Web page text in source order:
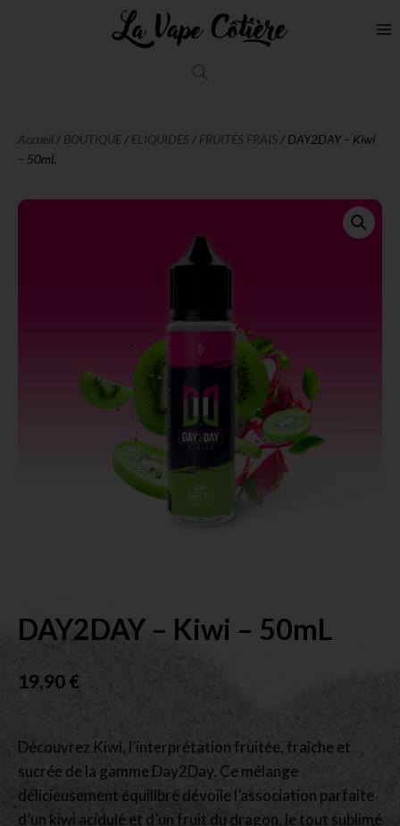
Accueil/ BOUTIQUE/ ELIQUIDES / FRUITÉS FRAIS / DAY2DAY – Kiwi
– 50mL
DAY2DAY – Kiwi – 50mL
19,90€
Découvrez Kiwi, l’interprétation fruitée, fraîche et
sucrée de la gamme Day2Day. Ce mélange
délicieusement équilibré dévoile l’association parfaite
d’un kiwi acidulé et d’un fruit du dragon, le tout sublimé